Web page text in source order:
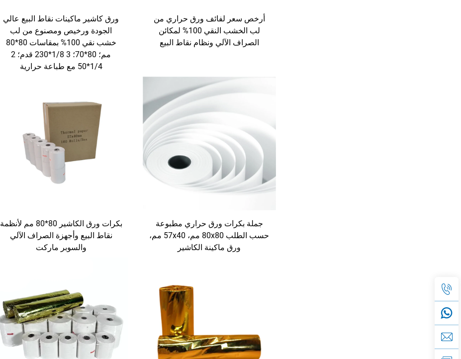
أرخص سعر لفائف ورق حراري من
لب الخشب النقي 100% لمكائن
الصراف الآلي ونظام نقاط البيع
ورق كاشير ماكينات نقاط البيع عالي
الجودة ورخيص ومصنوع من لب
خشب نقي 100% بمقاسات 80*80
مم؛ 80*70؛ 3 1/8*230 قدم؛ 2
1/4*50 مع طباعة حرارية
جملة بكرات ورق حراري مطبوعة
حسب الطلب 80x80 مم، 57x40 مم،
ورق ماكينة الكاشير
بكرات ورق الكاشير 80*80 مم لأنظمة
نقاط البيع وأجهزة الصراف الآلي
والسوبر ماركت